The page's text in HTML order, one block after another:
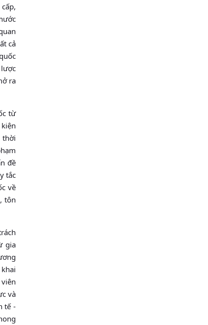
cả
ra
từ
thời
đề
tắc
về
tôn
gia
và
tế -